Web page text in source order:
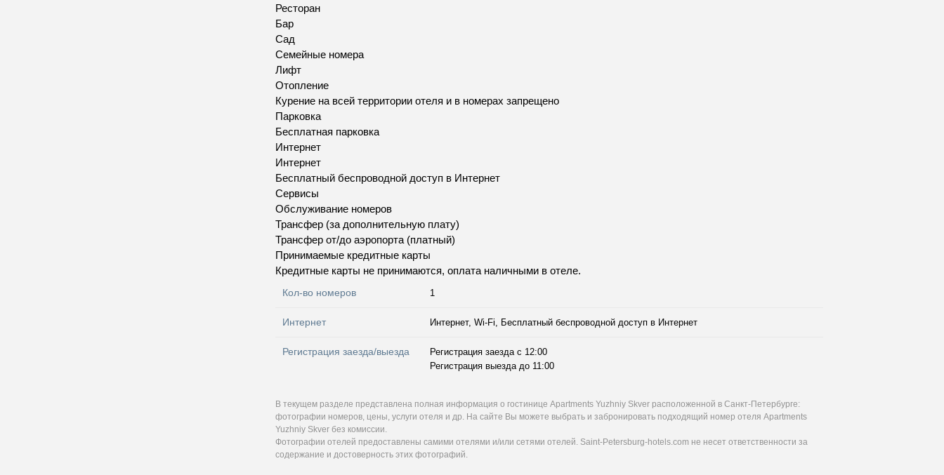
Ресторан
Бар
Сад
Семейные номера
Лифт
Отопление
Курение на всей территории отеля и в номерах запрещено
Парковка
Бесплатная парковка
Интернет
Интернет
Бесплатный беспроводной доступ в Интернет
Сервисы
Обслуживание номеров
Трансфер (за дополнительную плату)
Трансфер от/до аэропорта (платный)
Принимаемые кредитные карты
Кредитные карты не принимаются, оплата наличными в отеле.
Кол-во номеров 1
Интернет Интернет, Wi-Fi, Бесплатный беспроводной доступ в Интернет
Регистрация заезда/выезда
Регистрация заезда с 12:00
Регистрация выезда до 11:00
В текущем разделе представлена полная информация о гостинице Apartments Yuzhniy Skver расположенной в Санкт-Петербурге:
фотографии номеров, цены, услуги отеля и др. На сайте Вы можете выбрать и забронировать подходящий номер отеля Apartments
Yuzhniy Skver без комиссии.
Фотографии отелей предоставлены самими отелями и/или сетями отелей. Saint-Petersburg-hotels.com не несет ответственности за
содержание и достоверность этих фотографий.